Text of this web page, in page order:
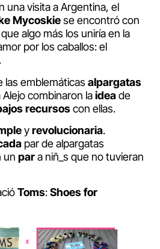
una visita a Argentina, el
Mycoskiese encontró con
algo más los uniría en la
por los caballos: el
.
las emblemáticas alpargatas
combinaron laideade
recursoscon ellas.
yrevolucionaria.
par de alpargatas
un para niñ_s que no tuvieran
Toms:Shoes for